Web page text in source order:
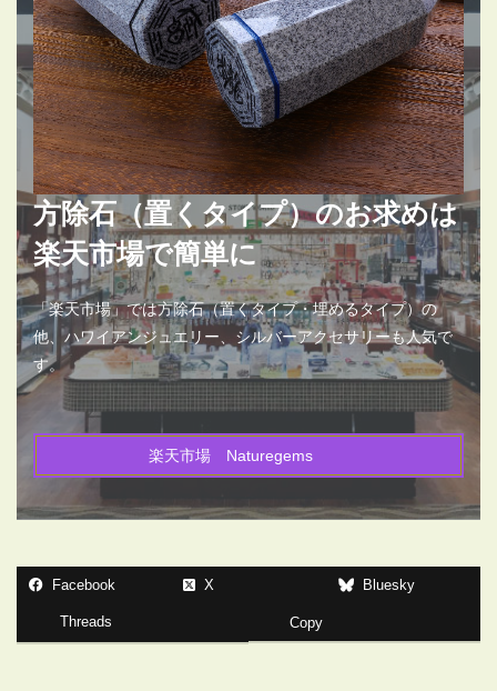
方除石（置くタイプ）のお求めは
楽天市場で簡単に
「楽天市場」では方除石（置くタイプ・埋めるタイプ）の
他、ハワイアンジュエリー、シルバーアクセサリーも人気で
す。
楽天市場 Naturegems
Facebook X Bluesky
Threads Copy